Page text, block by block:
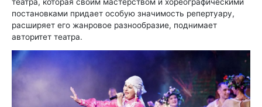
постановками придает особую значимость репертуару,
расширяет его жанровое разнообразие, поднимает
авторитет театра.